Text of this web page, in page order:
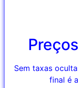
Sem taxas
final é